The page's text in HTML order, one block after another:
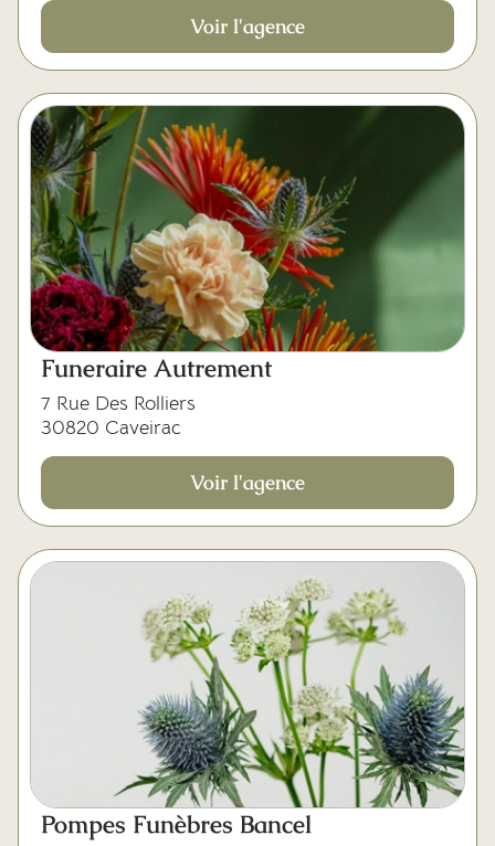
Voir l'agence
Funeraire Autrement
7 Rue Des Rolliers
30820 Caveirac
Voir l'agence
Pompes Funèbres Bancel